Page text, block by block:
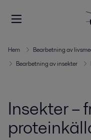
Hem Bearbetning av
Bearbetning av insekter
Insekter –